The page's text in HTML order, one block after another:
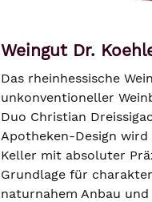
Weingut Dr.
Das rheinhessische
unkonventioneller
Duo Christian
Apotheken-Design wird
Keller mit absoluter
Grundlage für
naturnahem Anbau